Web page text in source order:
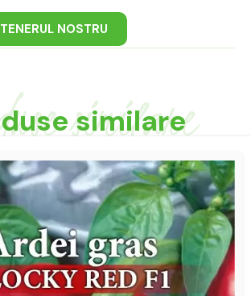
NOSTRU
similare
similare